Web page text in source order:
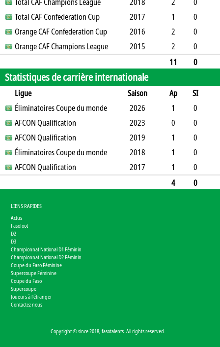
1
0 0 0 146
Total CAF Confederation Cup 2017 1
0
0
1 0 0 0 90
Orange CAF Confederation Cup 2016 2
0
0
0 0 0 0 180
Orange CAF Champions League 2015 2
0
18011
0
1
3 0 0 0 0 0
Statistiques de carrière internationale
Ligue Saison Ap
SI
SO
B B A CJ CR Min
Éliminatoires Coupe du monde 2026 1
0
0
0 0 0 90
AFCON Qualification 2023 0
0
0
1 0 0
AFCON Qualification 2019 1
0
0
0 0 0 0 0 90
Éliminatoires Coupe du monde 2018 1
0
0
2 0 0 90
AFCON Qualification 2017 1
0
904
0
LIENS RAPIDES
Actus
Fasofoot
D2
D3
Championnat National D1 Féminin
Championnat National D2 Féminin
Coupe du Faso Féminine
Supercoupe Féminine
Coupe du Faso
Supercoupe
Joueurs à l'étranger
Contactez nous
Copyright © since 2018, fasotalents. All rights reserved.